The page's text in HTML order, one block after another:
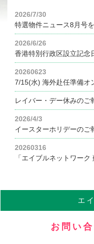
2026/7/30
特選物件ニュース8月号
2026/6/26
香港特別行政区設立記念
20260623
7/15(水) 海外赴任準備オ
レイバー・デー休みのご
2026/4/3
イースターホリデーのご
20260316
「エイブルネットワー
エ
お問い